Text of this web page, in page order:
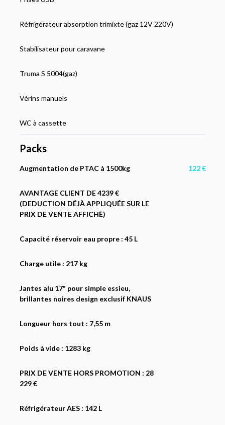
Réfrigérateur absorption trimixte (gaz 12V 220V)
Stabilisateur pour caravane
Truma S 5004(gaz)
Vérins manuels
WC à cassette
Packs
Augmentation de PTAC à 1500kg 122 €
AVANTAGE CLIENT DE 4239 €
(DEDUCTION DÉJÀ APPLIQUÉE SUR LE
PRIX DE VENTE AFFICHÉ)
Capacité réservoir eau propre : 45 L
Charge utile : 217 kg
Jantes alu 17" pour simple essieu,
brillantes noires design exclusif KNAUS
Longueur hors tout : 7,55 m
Poids à vide : 1283 kg
PRIX DE VENTE HORS PROMOTION : 28
229 €
Réfrigérateur AES : 142 L